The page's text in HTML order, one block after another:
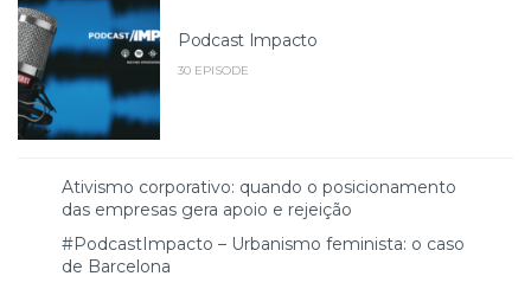
Podcast Impacto
30 EPISODE
Ativismo corporativo: quando o posicionamento
das empresas gera apoio e rejeição
#PodcastImpacto – Urbanismo feminista: o caso
de Barcelona